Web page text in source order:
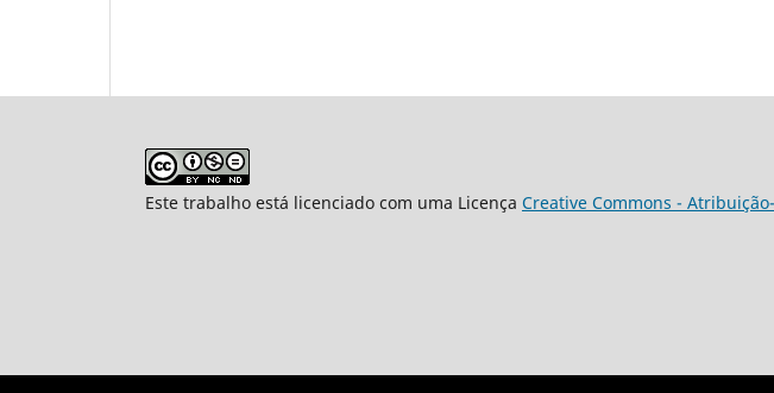
Este trabalho está licenciado com uma Licença Creative Commons -